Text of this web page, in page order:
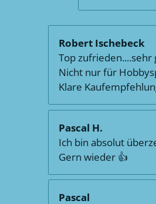
Robert Ischebeck
Top zufrieden....sehr
Nicht nur für
Klare
Pascal H.
Ich bin absolut
Gern wieder 👍
Pascal